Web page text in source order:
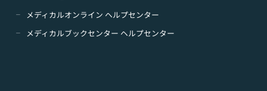
メディカルオンライン ヘルプセンター
メディカルブックセンター ヘルプセンター